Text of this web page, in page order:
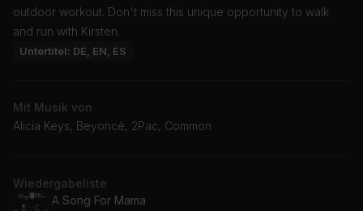
outdoor workout. Don't miss this unique opportunity to walk
and run with Kirsten.
Untertitel: DE, EN, ES
Mit Musik von
Alicia Keys, Beyoncé, 2Pac, Common
Wiedergabeliste
A Song For Mama